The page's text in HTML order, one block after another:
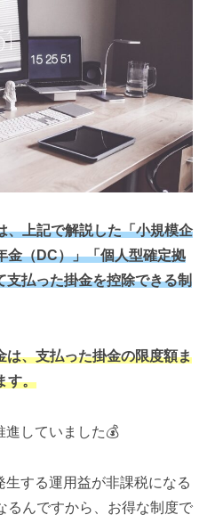
、上記で解説した「小規模企
金（DC）」「個人型確定拠
払った掛金を控除できる制
、支払った掛金の限度額ま
す。
進していました💰
する運用益が非課税になる
るんですから、お得な制度で